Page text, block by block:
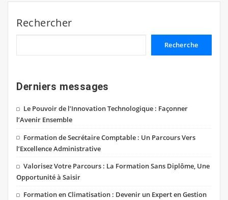
Rechercher
Recherche
Derniers messages
Le Pouvoir de l’Innovation Technologique : Façonner
l’Avenir Ensemble
Formation de Secrétaire Comptable : Un Parcours Vers
l’Excellence Administrative
Valorisez Votre Parcours : La Formation Sans Diplôme, Une
Opportunité à Saisir
Formation en Climatisation : Devenir un Expert en Gestion